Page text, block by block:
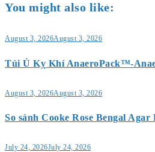
You might also like:
August 3, 2026August 3, 2026
Túi Ủ Kỵ Khí AnaeroPack™-
August 3, 2026August 3, 2026
So sánh Cooke Rose Bengal
July 24, 2026July 24, 2026